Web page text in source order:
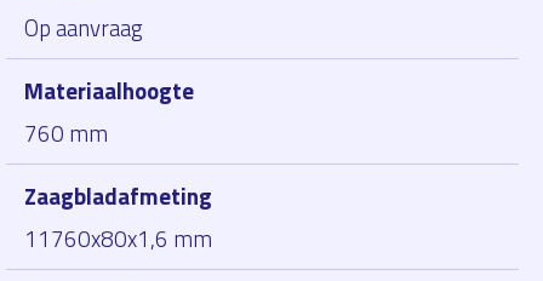
Op aanvraag
Materiaalhoogte
760 mm
Zaagbladafmeting
11760x80x1,6 mm